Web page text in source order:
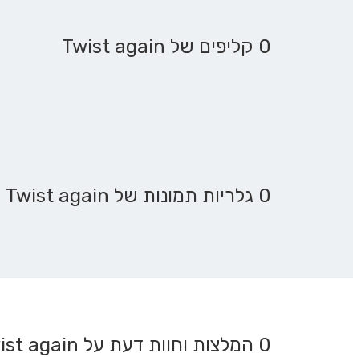
0 קליפים של Twist again
0 גלריות תמונות של Twist again
0 המלצות וחוות דעת על Twist again